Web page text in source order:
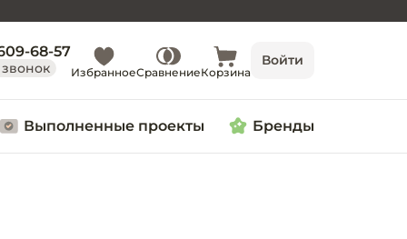
68-57
звонок ИзбранноеСравнениеКорзина
Войти
Выполненные проекты Бренды